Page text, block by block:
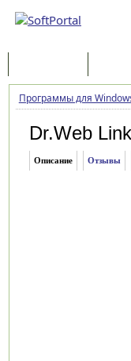
Программы для
Dr.Web
Описание Отзывы